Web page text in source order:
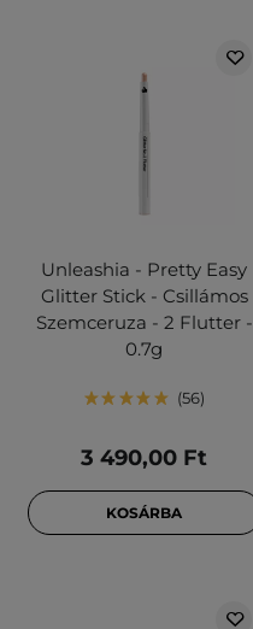
Unleashia - Pretty Easy
Glitter Stick - Csillámos
Szemceruza - 2 Flutter -
0.7g
56
3 490,00 Ft
KOSÁRBA